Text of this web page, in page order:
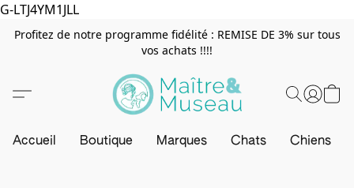
G-LTJ4YM1JLL
Profitez de notre programme fidélité : REMISE DE 3% sur tous
vos achats !!!!
Accueil Boutique Marques Chats Chiens